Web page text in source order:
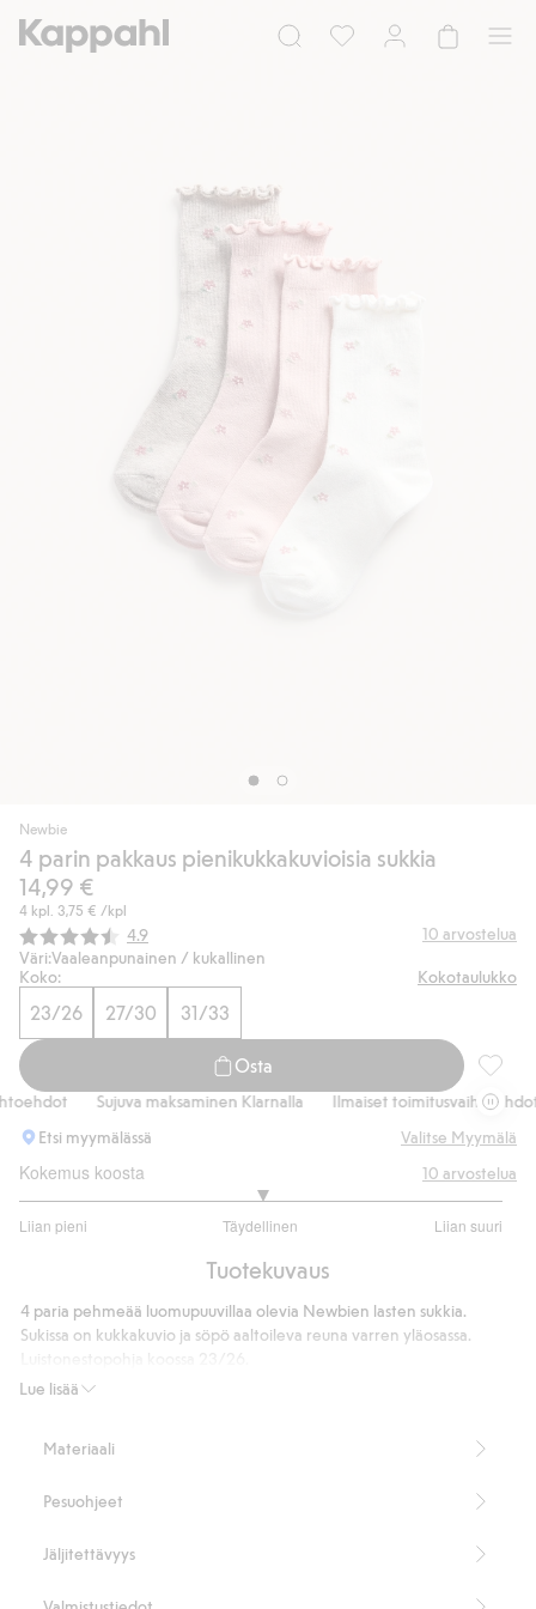
Newbie
4 parin pakkaus pienikukkakuvioisia sukkia
14,99 €
4 kpl. 3,75 € /kpl
Keskimääräinen luokitus:
4.9 10 arvostelua
Väri:Vaaleanpunainen / kukallinen
Koko:
Kokotaulukko
23/26 27/30 31/33
Osta
4
Sujuva maksaminen Klarnalla
Ilmaiset toimitusvaihtoehdot
Etsi myymälässä
Valitse Myymälä
Kokemus koosta
Liian pieni Täydellinen Liian suuri
/
ääneen
10 arvostelua
Tuotekuvaus
Lue lisää
4 paria pehmeää luomupuuvillaa olevia Newbien lasten sukkia.
Sukissa on kukkakuvio ja söpö aaltoileva reuna varren yläosassa.
4 paria sukkia.
Sisältää 69 % luomupuuvillaa.
Materiaali
Pesuohjeet
Jäljitettävyys